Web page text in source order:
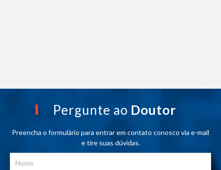
Pergunte ao Doutor
Preencha o formulário para entrar em contato conosco via e-mail
e tire suas dúvidas.